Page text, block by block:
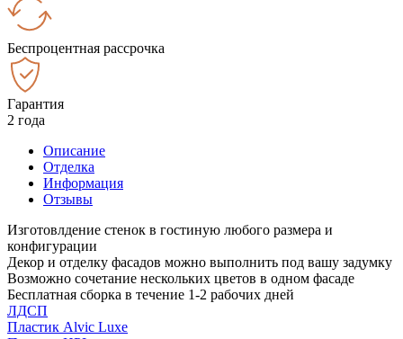
Беспроцентная рассрочка
Гарантия
2 года
Описание
Отделка
Информация
Отзывы
Изготовлдение стенок в гостиную любого размера и
конфигурации
Декор и отделку фасадов можно выполнить под вашу задумку
Возможно сочетание нескольких цветов в одном фасаде
Бесплатная сборка в течение 1-2 рабочих дней
ЛДСП
Пластик Alvic Luxe